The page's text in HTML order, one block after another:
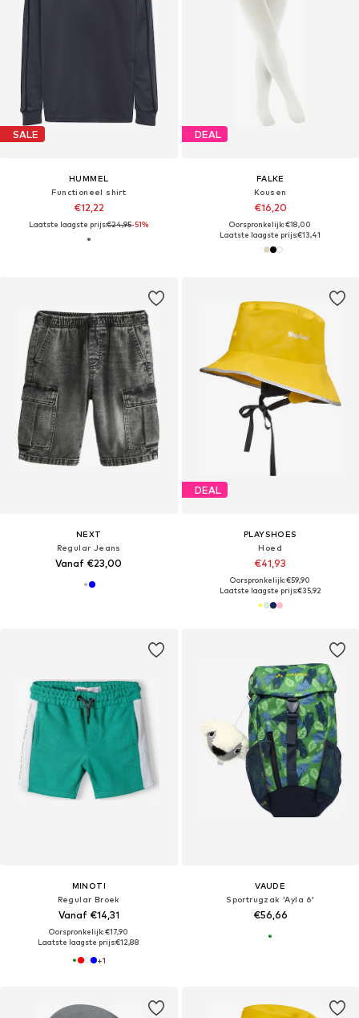
SALE
HUMMEL
Functioneel shirt
€12,22
Laatste laagste prijs:€24,95-51%
DEAL
FALKE
Kousen
€16,20
Oorspronkelijk: €18,00
Laatste laagste prijs:€13,41
NEXT
Regular Jeans
Vanaf €23,00
DEAL
PLAYSHOES
Hoed
€41,93
Oorspronkelijk: €59,90
Laatste laagste prijs:€35,92
MINOTI
Regular Broek
Vanaf €14,31
Oorspronkelijk: €17,90
Laatste laagste prijs:€12,88
+1
VAUDE
Sportrugzak 'Ayla 6'
€56,66